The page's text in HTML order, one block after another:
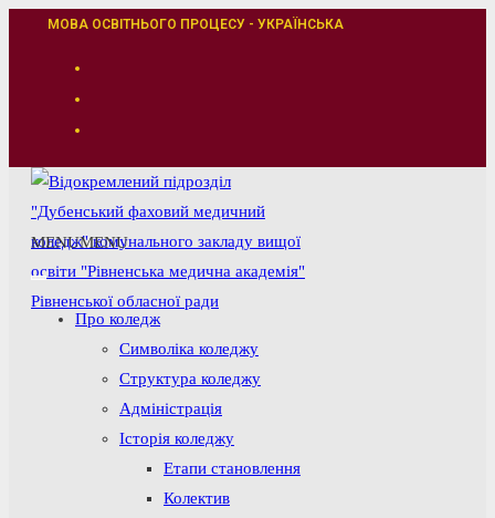
ПерейтиМОВА ОСВІТНЬОГО ПРОЦЕСУ - УКРАЇНСЬКА
MENUMENU
Про коледж
Символіка коледжу
Структура коледжу
Адміністрація
Історія коледжу
Етапи становлення
Колектив